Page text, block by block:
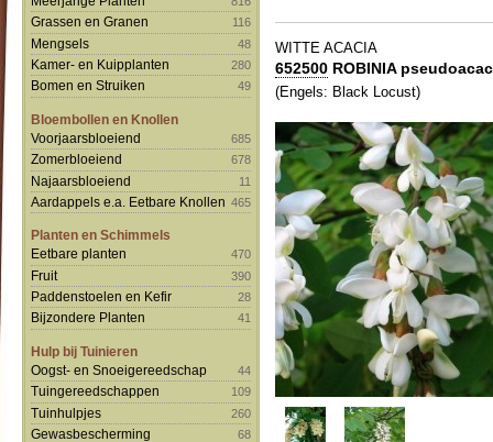
Grassen en Granen 116
Mengsels 48
Kamer- en Kuipplanten 280
Bomen en Struiken 49
Bloembollen en Knollen
Voorjaarsbloeiend
685
Zomerbloeiend 678
Najaarsbloeiend 11
Aardappels e.a. Eetbare Knollen 465
Planten en Schimmels
Eetbare planten
470
Fruit 390
Paddenstoelen en Kefir 28
Bijzondere Planten 41
Hulp bij Tuinieren
Oogst- en Snoeigereedschap
44
Tuingereedschappen 109
Tuinhulpjes 260
Gewasbescherming 68
WITTE ACACIA
652500 ROBINIA
(Engels: Black Locust)